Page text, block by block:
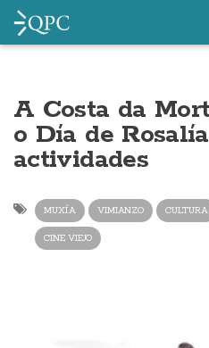
A Costa da
o Día de
actividades
MUXÍA VIMIANZO CULTURA
CINE VIEJO